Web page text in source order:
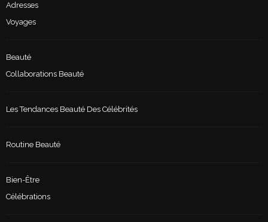
Adresses
Voyages
Beauté
Collaborations Beauté
Les Tendances Beauté Des Célébrités
Routine Beauté
Bien-Être
Célébrations